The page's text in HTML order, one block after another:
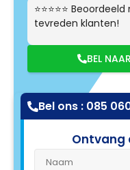
⭐⭐⭐⭐⭐
tevreden klanten!
BEL
Bel ons : 085
Ontvang